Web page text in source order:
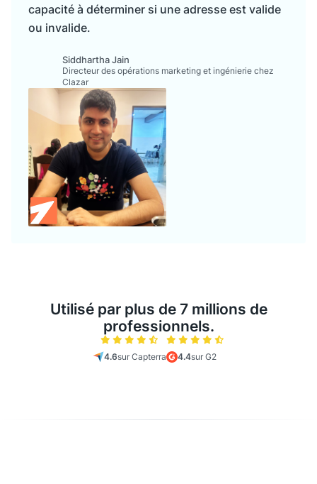
capacité à déterminer si une adresse est valide
ou invalide.
Siddhartha Jain
Directeur des opérations marketing et ingénierie chez
Clazar
Utilisé par plus de 7 millions de
professionnels.
4.6sur Capterra 4.4sur G2